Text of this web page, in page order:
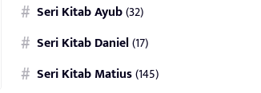
Seri Kitab Ayub(32)
Seri Kitab Daniel(17)
Seri Kitab Matius(145)